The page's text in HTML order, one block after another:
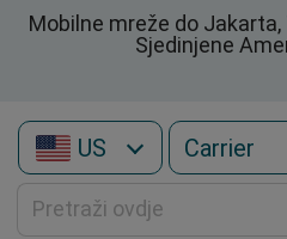
Mobilne mreže do
Sjedinjene
US